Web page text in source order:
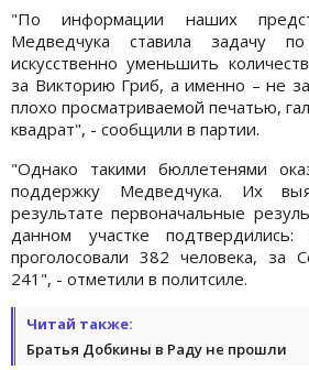
"По информации наших
Медведчука ставила задачу
искусственно уменьшить
за Викторию Гриб, а именно – не
плохо просматриваемой печатью,
квадрат", - сообщили в партии.
"Однако такими бюллетенями
поддержку Медведчука. Их
результате первоначальные
данном участке
проголосовали 382 человека, за
241", - отметили в политсиле.
Читай также:
Братья Добкины в Раду не прошли